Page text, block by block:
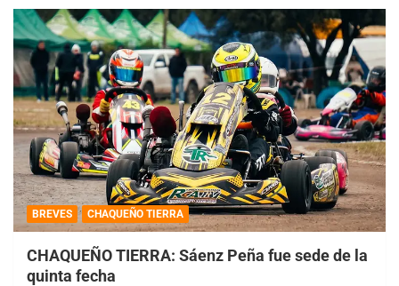
BREVES CHAQUEÑO TIERRA
CHAQUEÑO TIERRA: Sáenz Peña fue sede de la
quinta fecha